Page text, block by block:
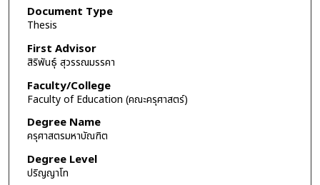
Document Type
Thesis
First Advisor
สิริพันธุ์ สุวรรณมรรคา
Faculty/College
Faculty of Education (คณะครุศาสตร์)
Degree Name
ครุศาสตรมหาบัณฑิต
Degree Level
ปริญญาโท